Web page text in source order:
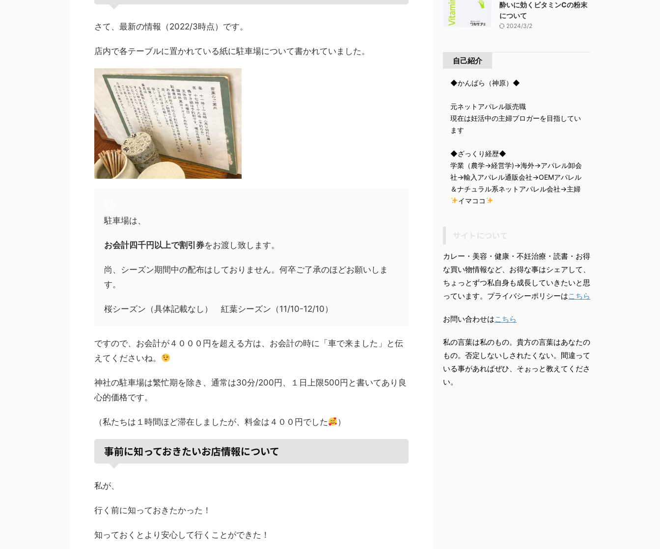
さて、最新の情報（2022/3時点）です。
店内で各テーブルに置かれている紙に駐車場について書かれていました。
駐車場は、
お会計四千円以上で割引券をお渡し致します。
尚、シーズン期間中の配布はしておりません。何卒ご了承のほどお願いしま
す。
桜シーズン（具体記載なし） 紅葉シーズン（11/10-12/10）
ですので、お会計が４０００円を超える方は、お会計の時に「車で来ました」と伝
えてくださいね。
神社の駐車場は繁忙期を除き、通常は30分/200円、１日上限500円と書いてあり良
心的価格です。
（私たちは１時間ほど滞在しましたが、料金は４００円でした ）
事前に知っておきたいお店情報について
私が、
行く前に知っておきたかった！
知っておくとより安心して行くことができた！
酔いに効くビタミンCの粉末
について
2024/3/2
自己紹介
◆かんばら（神原）◆
元ネットアパレル販売職
現在は妊活中の主婦ブロガーを目指してい
ます
◆ざっくり経歴◆
学業（農学→経営学)→海外→アパレル卸会
社→輸入アパレル通販会社→OEMアパレル
＆ナチュラル系ネットアパレル会社→主婦
イマココ
カレー・美容・健康・不妊治療・読書・お得
な買い物情報など、お得な事はシェアして、
ちょっとずつ私自身も成長していきたいと思
っています。プライバシーポリシーはこちら
お問い合わせはこちら
私の言葉は私のもの。貴方の言葉はあなたの
もの。否定しないしされたくない。間違って
いる事があればぜひ、そぉっと教えてくださ
い。